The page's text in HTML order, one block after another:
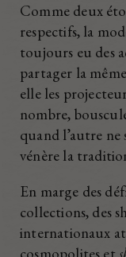
Comme deux
respectifs, la
toujours eu des
partager la
elle les
nombre,
quand l’autre ne
vénère la
En marge des
collections, des
internationaux